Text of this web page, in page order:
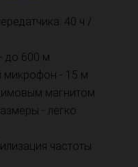
40 ч /
до 600 м
микрофон - 15 м
магнитом
- легко
частоты